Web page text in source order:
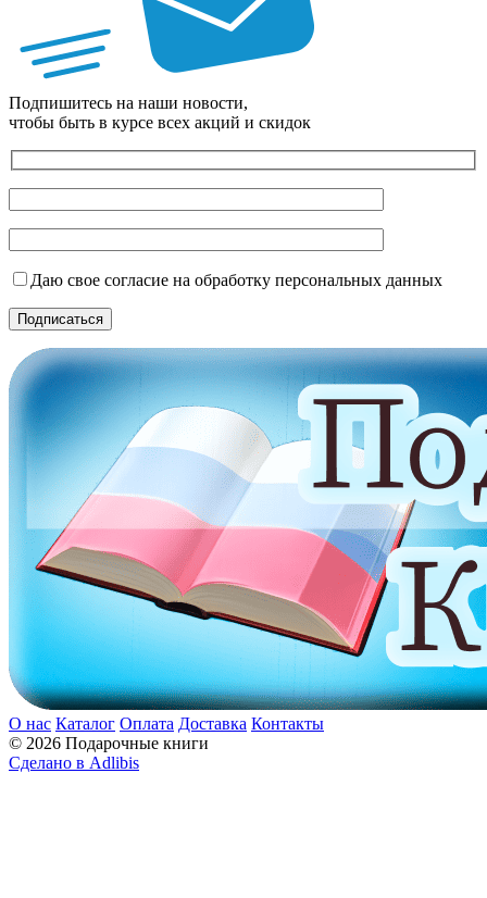
Подпишитесь на наши новости,
чтобы быть в курсе всех акций и скидок
Даю свое согласие на обработку персональных данных
О нас Каталог Оплата Доставка Контакты
© 2026 Подарочные книги
Сделано в Adlibis